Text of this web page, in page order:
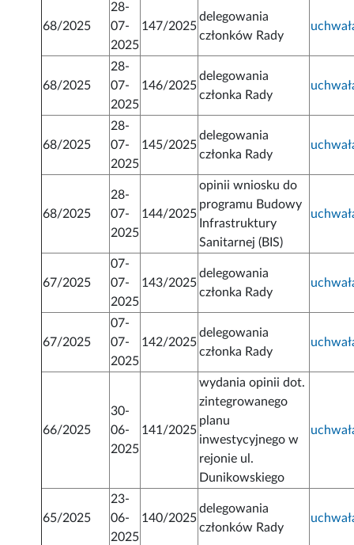
68/2025
28-
07-
2025
147/2025
delegowania
członków Rady
68/2025
28-
07-
2025
146/2025
delegowania
członka Rady
68/2025
28-
07-
2025
145/2025
delegowania
członka Rady
68/2025
28-
07-
2025
144/2025
opinii wniosku do
programu Budowy
Infrastruktury
Sanitarnej (BIS)
67/2025
07-
07-
2025
143/2025
delegowania
członka Rady
67/2025
07-
07-
2025
142/2025
delegowania
członka Rady
66/2025
30-
06-
2025
141/2025
wydania opinii dot.
zintegrowanego
planu
inwestycyjnego w
rejonie ul.
Dunikowskiego
65/2025
23-
06-
2025
140/2025
delegowania
członków Rady